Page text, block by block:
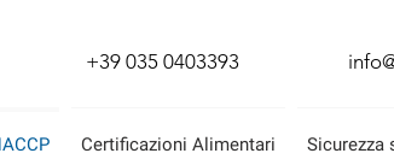
+39 035 0403393
Certificazioni Alimentari Sicurezza